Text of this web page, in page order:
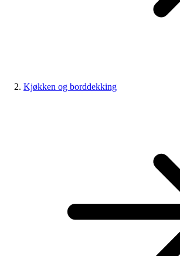
Kjøkken og borddekking